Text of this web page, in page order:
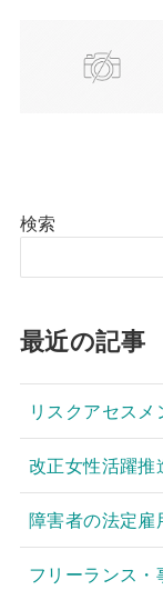
検索
最近の記事
リスクアセスメ
改正女性活躍推
障害者の法定雇
フリーランス